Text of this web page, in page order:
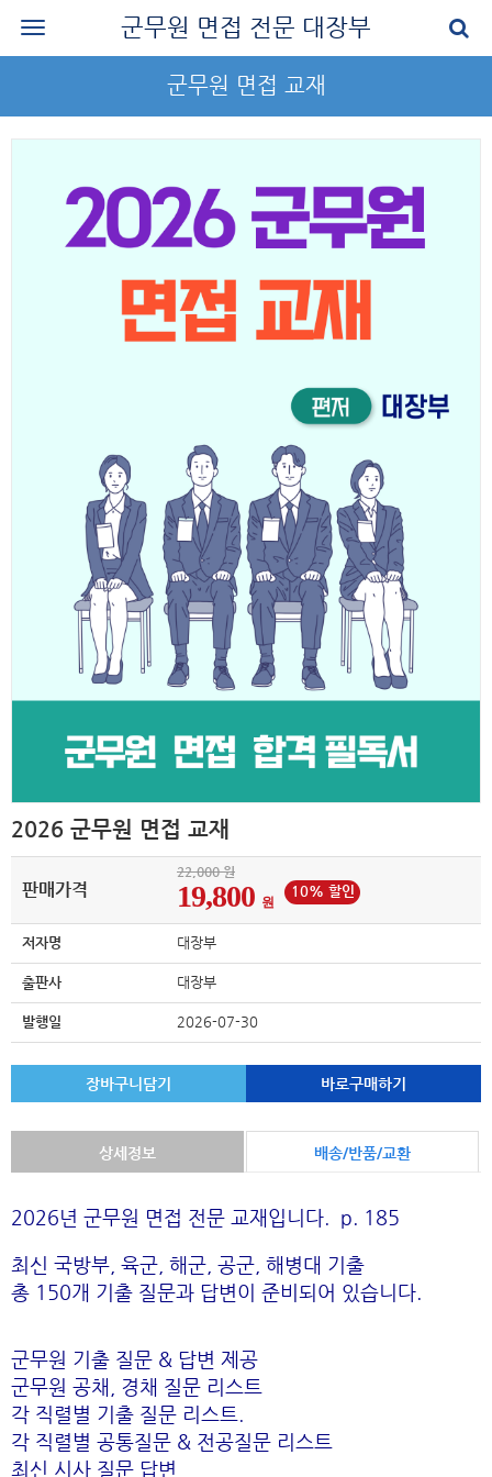
군무원 면접 전문 대장부
나의 강의실
군무원 면접 교재
군무원 면접 후기
군무원 면접 교재
2026 군무원 면접 교재
판매가격
22,000 원
19,800 원
10% 할인
저자명 대장부
출판사 대장부
발행일 2026-07-30
장바구니담기 바로구매하기
상세정보 배송/반품/교환
2026년 군무원 면접 전문 교재입니다. p. 185
최신 국방부, 육군, 해군, 공군, 해병대 기출
총 150개 기출 질문과 답변이 준비되어 있습니다.
군무원 기출 질문 & 답변 제공
군무원 공채, 경채 질문 리스트
각 직렬별 기출 질문 리스트.
각 직렬별 공통질문 & 전공질문 리스트
최신 시사 질문 답변